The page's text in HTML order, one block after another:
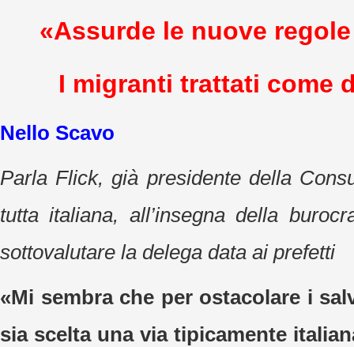
«Assurde le nuove
I migranti trattati come
Nello Scavo
Parla Flick, già presidente della
tutta italiana, all’insegna della
sottovalutare la delega data ai prefetti
«Mi sembra che per ostacolare i
sia scelta una via tipicamente